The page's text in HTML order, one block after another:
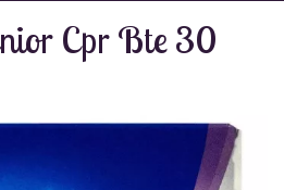
Cpr Bte 30